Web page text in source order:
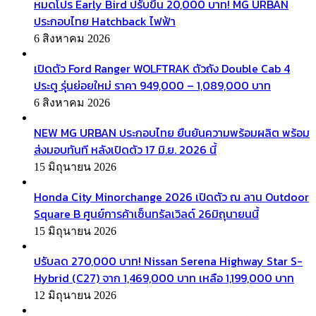
หมดโปร Early Bird ปรับขึ้น 20,000 บาท! MG URBAN
ประกอบไทย Hatchback ไฟฟ้า
6 สิงหาคม 2026
เปิดตัว Ford Ranger WOLFTRAK ตัวถัง Double Cab 4
ประตู รุ่นย่อยใหม่ ราคา 949,000 – 1,089,000 บาท
6 สิงหาคม 2026
NEW MG URBAN ประกอบไทย ยืนยันความพร้อมผลิต พร้อม
ส่งมอบทันที หลังเปิดตัว 17 มิ.ย. 2026 นี้
15 มิถุนายน 2026
Honda City Minorchange 2026 เปิดตัว ณ ลาน Outdoor
Square B ศูนย์การค้าเซ็นทรัลเวิลด์ 26มิถุนายนนี้
15 มิถุนายน 2026
ปรับลด 270,000 บาท! Nissan Serena Highway Star S-
Hybrid (C27) จาก 1,469,000 บาท เหลือ 1,199,000 บาท
12 มิถุนายน 2026